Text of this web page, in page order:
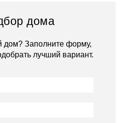
дома
дом? Заполните форму,
лучший вариант.